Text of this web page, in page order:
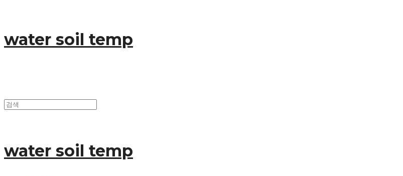
water soil temp
water soil temp